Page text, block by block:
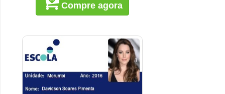
Compre agora